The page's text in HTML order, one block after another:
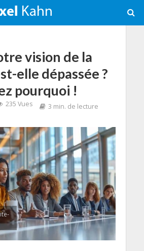
vision de la
elle dépassée ?
pourquoi !
235 Vues 3 min. de lecture